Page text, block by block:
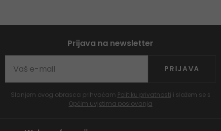
Prijava na newsletter
PRIJAVA
Slanjem ovog obrasca prihvaćam Politiku privatnosti i slažem se s
Općim uvjetima poslovanja